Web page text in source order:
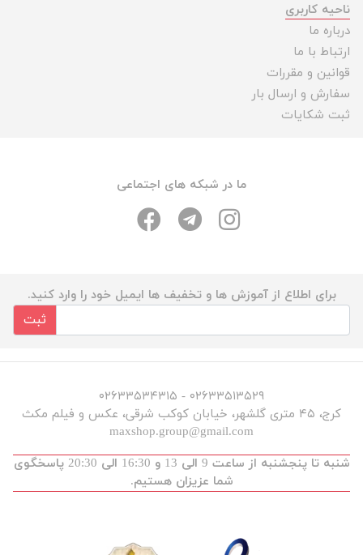
ناحیه کاربری
درباره ما
ارتباط با ما
قوانین و مقررات
سفارش و ارسال بار
ثبت شکایات
ما در شبکه های اجتماعی
برای اطلاع از آموزش ها و تخفیف ها ایمیل خود را وارد کنید.
ثبت
۰۲۶۳۳۵۱۳۵۲۹ - ۰۲۶۳۳۵۳۴۳۱۵
کرج، ۴۵ متری گلشهر، خیابان کوکب شرقی، عکس و فیلم مکث
maxshop.group@gmail.com
شنبه تا پنجشنبه از ساعت 9 الی 13 و 16:30 الی 20:30 پاسخگوی
شما عزیزان هستیم.